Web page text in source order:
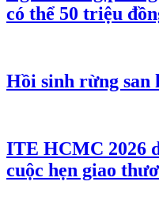
có thể 50 triệu
Hồi sinh rừng san
ITE HCMC 2026
cuộc hẹn giao